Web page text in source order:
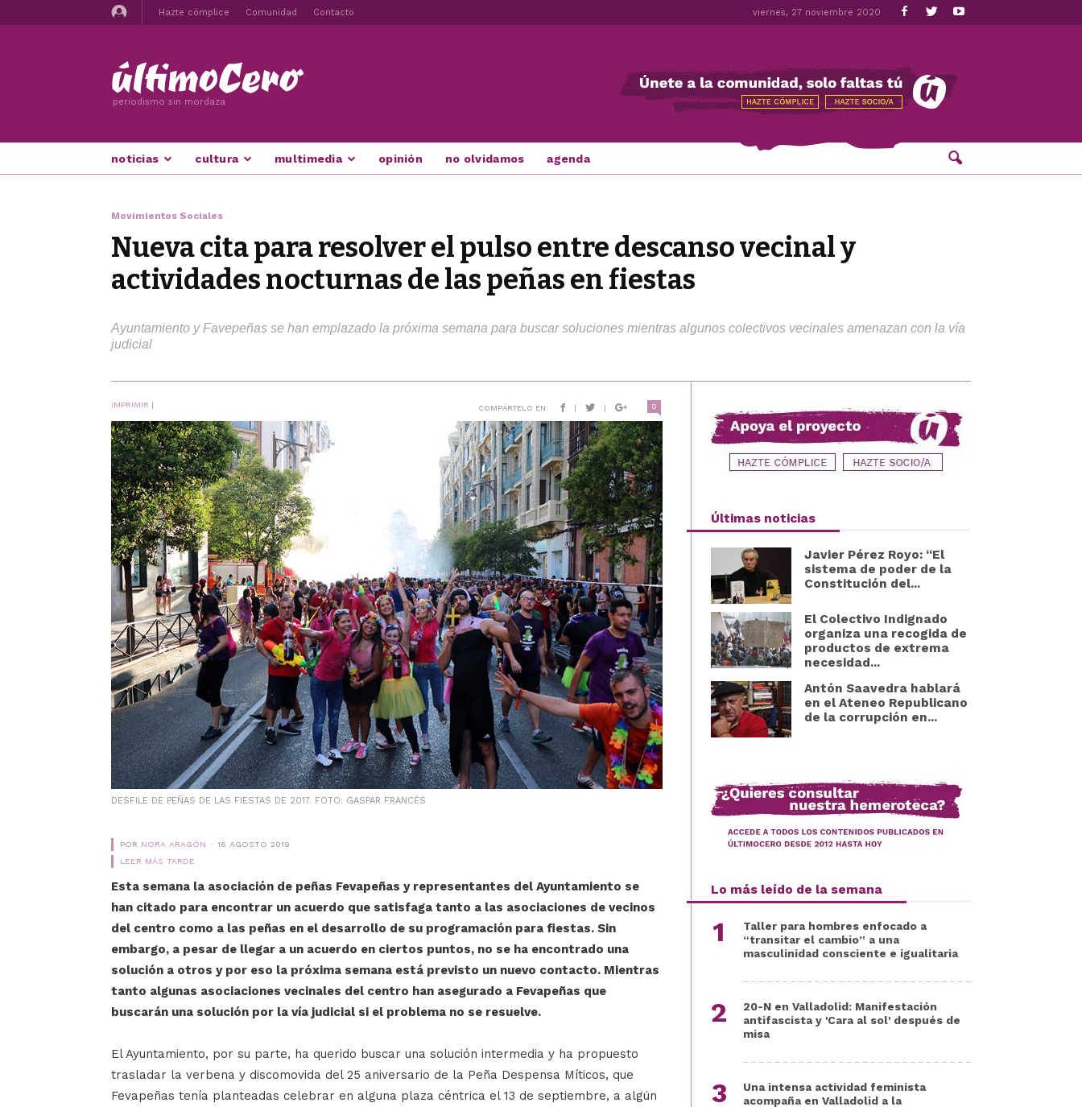
Hazte cómplice Comunidad Contacto viernes, 27 noviembre 2020
periodismo sin mordaza
noticias cultura multimedia opinión no olvidamos agenda
Movimientos Sociales
Nueva cita para resolver el pulso entre descanso vecinal y
actividades nocturnas de las peñas en fiestas
Ayuntamiento y Favepeñas se han emplazado la próxima semana para buscar soluciones mientras algunos colectivos vecinales amenazan con la vía
judicial
IMPRIMIR | COMPÁRTELO EN: | | 0
DESFILE DE PEÑAS DE LAS FIESTAS DE 2017. FOTO: GASPAR FRANCÉS
POR NORA ARAGÓN
16 AGOSTO 2019
LEER MÁS TARDE
Esta semana la asociación de peñas Fevapeñas y representantes del Ayuntamiento se
han citado para encontrar un acuerdo que satisfaga tanto a las asociaciones de vecinos
del centro como a las peñas en el desarrollo de su programación para fiestas. Sin
embargo, a pesar de llegar a un acuerdo en ciertos puntos, no se ha encontrado una
solución a otros y por eso la próxima semana está previsto un nuevo contacto. Mientras
tanto algunas asociaciones vecinales del centro han asegurado a Fevapeñas que
buscarán una solución por la vía judicial si el problema no se resuelve.
El Ayuntamiento, por su parte, ha querido buscar una solución intermedia y ha propuesto
trasladar la verbena y discomovida del 25 aniversario de la Peña Despensa Míticos, que
Fevapeñas tenía planteadas celebrar en alguna plaza céntrica el 13 de septiembre, a algún
Últimas noticias
Javier Pérez Royo: “El
sistema de poder de la
Constitución del...
El Colectivo Indignado
organiza una recogida de
productos de extrema
necesidad...
Antón Saavedra hablará
en el Ateneo Republicano
de la corrupción en...
Lo más leído de la semana
Taller para hombres enfocado a
“transitar el cambio” a una
masculinidad consciente e igualitaria
20-N en Valladolid: Manifestación
antifascista y 'Cara al sol' después de
misa
Una intensa actividad feminista
acompaña en Valladolid a la